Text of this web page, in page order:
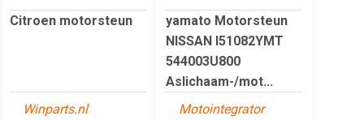
Citroen motorsteun
Winparts.nl
yamato Motorsteun
NISSAN I51082YMT
544003U800
Aslichaam-/mot...
Motointegrator